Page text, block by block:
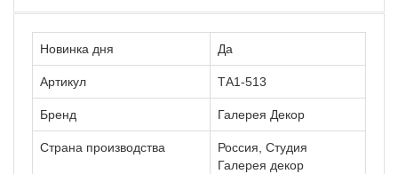
Новинка дня Да
Артикул ТА1-513
Бренд Галерея Декор
Страна производства
Россия, Студия
Галерея декор